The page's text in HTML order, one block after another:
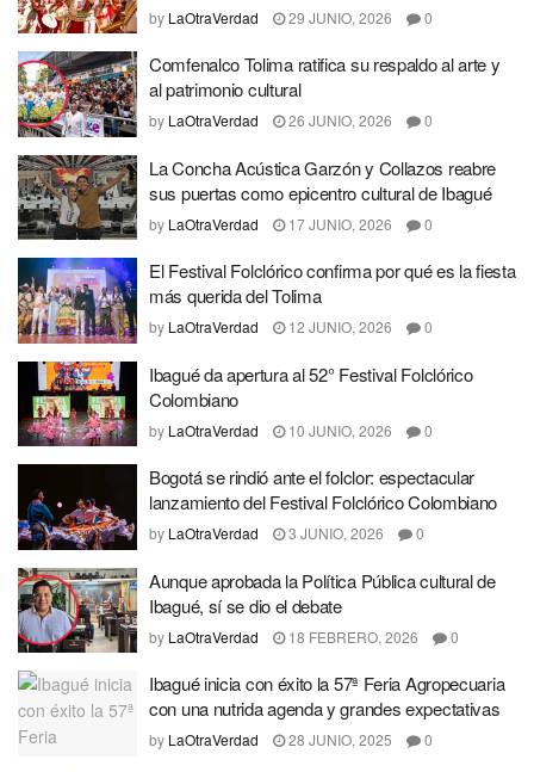
by LaOtraVerdad 29 JUNIO, 2026 0
Comfenalco Tolima ratifica su respaldo al arte y
al patrimonio cultural
by LaOtraVerdad 26 JUNIO, 2026 0
La Concha Acústica Garzón y Collazos reabre
sus puertas como epicentro cultural de Ibagué
by LaOtraVerdad 17 JUNIO, 2026 0
El Festival Folclórico confirma por qué es la fiesta
más querida del Tolima
by LaOtraVerdad 12 JUNIO, 2026 0
Ibagué da apertura al 52° Festival Folclórico
Colombiano
by LaOtraVerdad 10 JUNIO, 2026 0
Bogotá se rindió ante el folclor: espectacular
lanzamiento del Festival Folclórico Colombiano
by LaOtraVerdad 3 JUNIO, 2026 0
Aunque aprobada la Política Pública cultural de
Ibagué, sí se dio el debate
by LaOtraVerdad 18 FEBRERO, 2026 0
Ibagué inicia con éxito la 57ª Feria Agropecuaria
con una nutrida agenda y grandes expectativas
by LaOtraVerdad 28 JUNIO, 2025 0